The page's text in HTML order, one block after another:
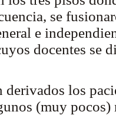
se
e
docentes se
derivados los
(muy